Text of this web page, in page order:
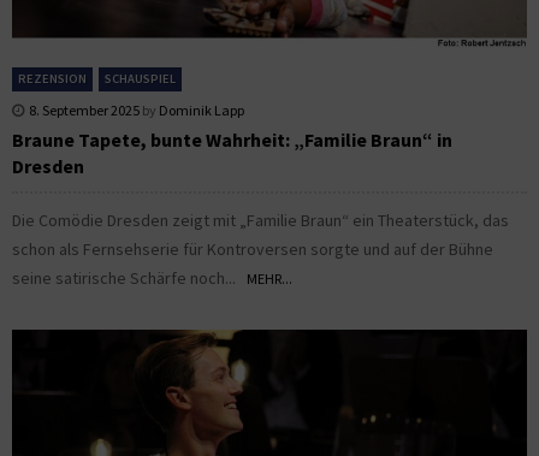
REZENSION SCHAUSPIEL
8. September 2025 by Dominik Lapp
Braune Tapete, bunte Wahrheit: „Familie Braun“ in
Dresden
Die Comödie Dresden zeigt mit „Familie Braun“ ein Theaterstück, das
schon als Fernsehserie für Kontroversen sorgte und auf der Bühne
seine satirische Schärfe noch...
MEHR...